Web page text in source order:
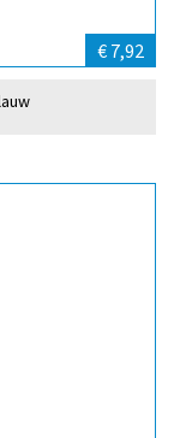
€ 7,92